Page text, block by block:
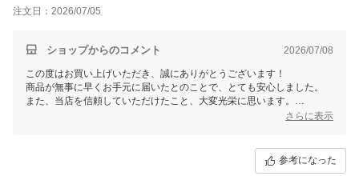
注文日：2026/07/05
ショップからのコメント 2026/07/08
この度はお買い上げいただき、誠にありがとうございます！
商品が無事に早くお手元に届いたとのことで、とても安心しました。
また、当店を信頼していただけたこと、大変光栄に思います。
これからも安心してお買い物いただけるよう、迅速な対応と丁寧なサー
さらに表示
参考になった